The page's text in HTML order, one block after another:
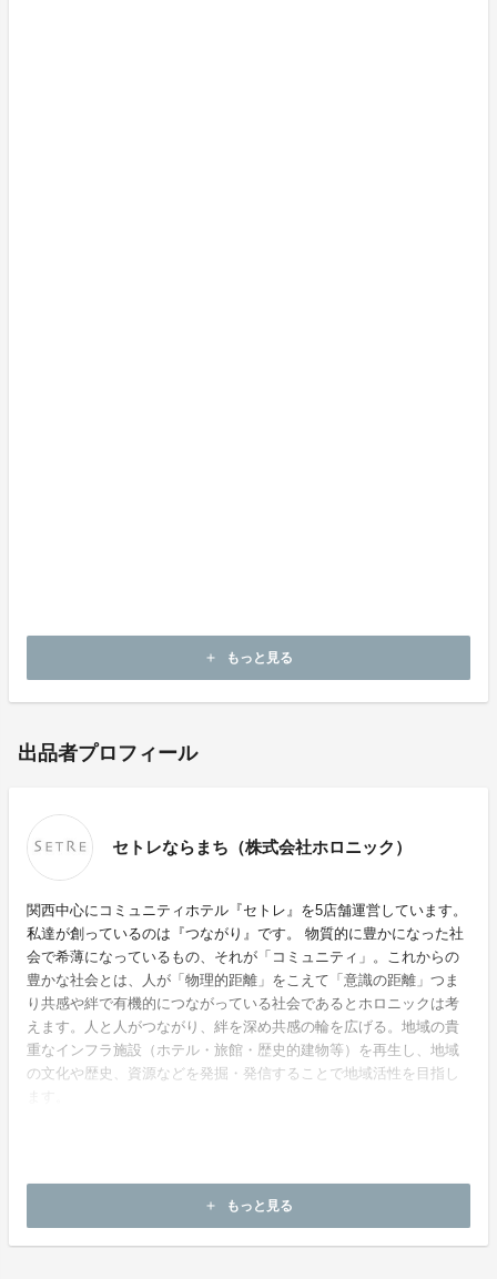
す。皆さまのお越しをお待ちしております。
add もっと見る
出品者プロフィール
セトレならまち（株式会社ホロニック）
関西中心にコミュニティホテル『セトレ』を5店舗運営しています。
私達が創っているのは『つながり』です。 物質的に豊かになった社
会で希薄になっているもの、それが「コミュニティ」。これからの
豊かな社会とは、人が「物理的距離」をこえて「意識の距離」つま
り共感や絆で有機的につながっている社会であるとホロニックは考
えます。人と人がつながり、絆を深め共感の輪を広げる。地域の貴
重なインフラ施設（ホテル・旅館・歴史的建物等）を再生し、地域
の文化や歴史、資源などを発掘・発信することで地域活性を目指し
add もっと見る